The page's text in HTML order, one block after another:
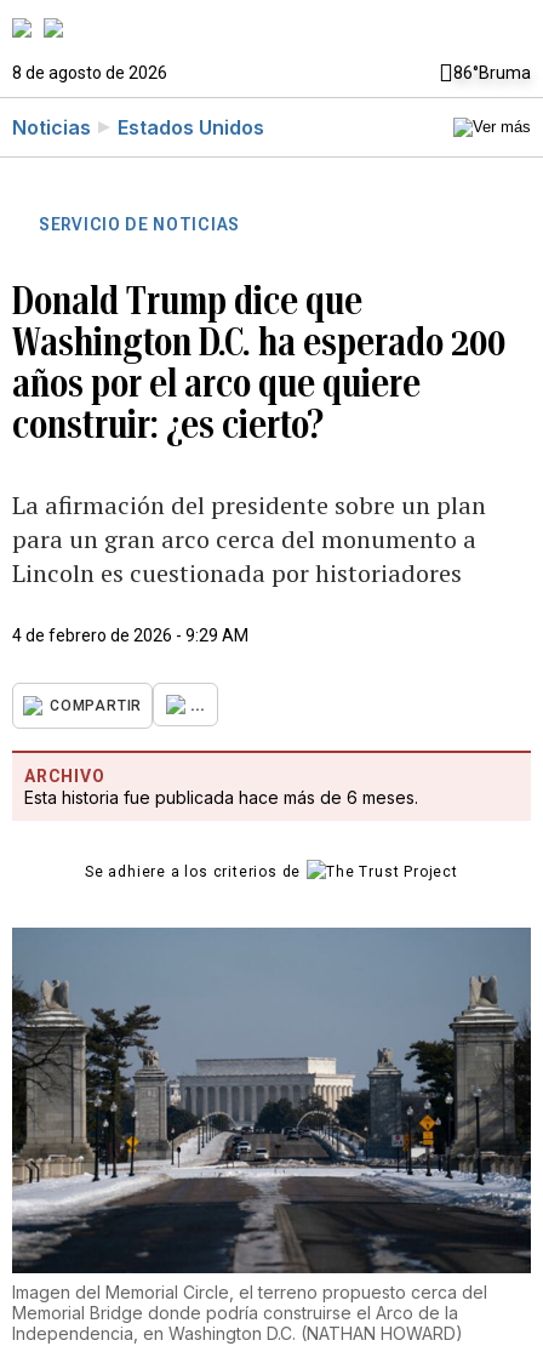
8 de agosto de 2026 86°Bruma
Noticias Estados Unidos
SERVICIO DE NOTICIAS
Donald Trump dice que
Washington D.C. ha esperado 200
años por el arco que quiere
construir: ¿es cierto?
La afirmación del presidente sobre un plan
para un gran arco cerca del monumento a
Lincoln es cuestionada por historiadores
4 de febrero de 2026 - 9:29 AM
COMPARTIR ...
ARCHIVO
Esta historia fue publicada hace más de 6 meses.
Se adhiere a los criterios de
Imagen del Memorial Circle, el terreno propuesto cerca del
Memorial Bridge donde podría construirse el Arco de la
Independencia, en Washington D.C. (NATHAN HOWARD)